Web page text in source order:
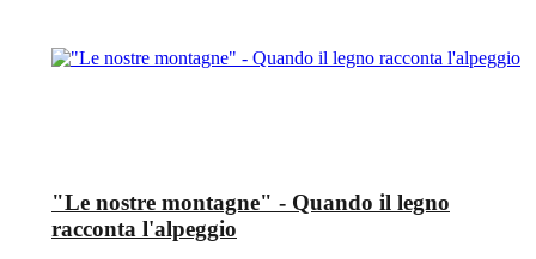
"Le nostre montagne" - Quando il legno
racconta l'alpeggio